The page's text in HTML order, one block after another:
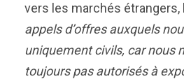
vers les marchés étrangers,
appels d’offres auxquels
uniquement civils, car nous
toujours pas autorisés à